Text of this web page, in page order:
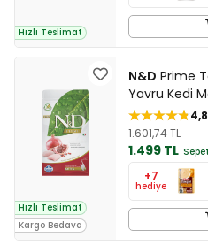
Hızlı Teslimat
Hızlı Teslimat
Kargo Bedava
N&D Prime
Yavru Kedi
4,8
1.601,74 TL
1.499 TL
+7
hediye